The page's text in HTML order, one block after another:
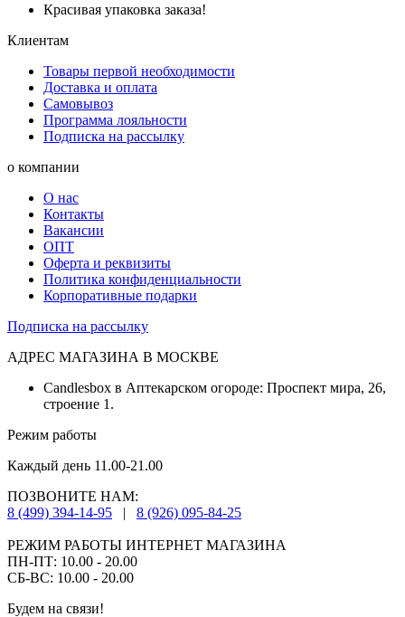
Красивая упаковка заказа!
Клиентам
Товары первой необходимости
Доставка и оплата
Самовывоз
Программа лояльности
Подписка на рассылку
о компании
О нас
Контакты
Вакансии
ОПТ
Оферта и реквизиты
Политика конфиденциальности
Корпоративные подарки
Подписка на рассылку
АДРЕС МАГАЗИНА В МОСКВЕ
Candlesbox в Аптекарском огороде: Проспект мира, 26,
строение 1.
Режим работы
Каждый день 11.00-21.00
ПОЗВОНИТЕ НАМ:
8 (499) 394-14-95
| 8 (926) 095-84-25
РЕЖИМ РАБОТЫ ИНТЕРНЕТ МАГАЗИНА
ПН-ПТ: 10.00 - 20.00
СБ-ВС: 10.00 - 20.00
Будем на связи!